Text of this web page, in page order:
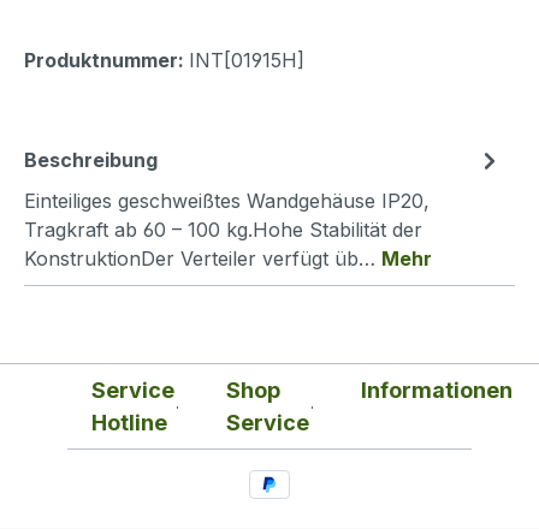
Produktnummer: INT[01915H]
Beschreibung
Einteiliges geschweißtes Wandgehäuse IP20,
Tragkraft ab 60 – 100 kg.Hohe Stabilität der
KonstruktionDer Verteiler verfügt üb… Mehr
Service
Hotline
Shop
Service
Informationen